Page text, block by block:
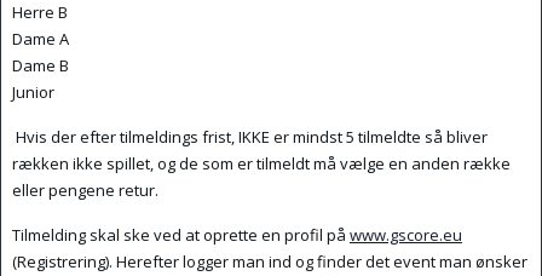
Herre B
Dame A
Dame B
Junior
Hvis der efter tilmeldings frist, IKKE er mindst 5 tilmeldte så bliver
rækken ikke spillet, og de som er tilmeldt må vælge en anden række
eller pengene retur.
Tilmelding skal ske ved at oprette en profil på www.gscore.eu
(Registrering). Herefter logger man ind og finder det event man ønsker